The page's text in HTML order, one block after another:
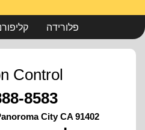
פלורידה
Control
8583
City CA 91402